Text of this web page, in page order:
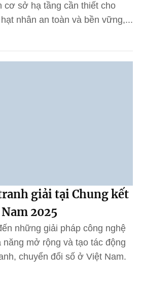
cơ sở hạ tầng cần thiết cho
nhân an toàn và bền vững,...
giải tại Chung kết
2025
những giải pháp công nghệ
mở rộng và tạo tác động
chuyển đổi số ở Việt Nam.